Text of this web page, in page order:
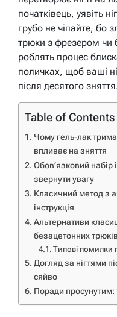
початківець, уявіть
грубо не чіпайте, бо
трюки з фрезером чи
роблять процес
поличках, щоб ваші
після десятого
Table of Contents
Чому гель-лак
впливає на зняття
Обов’язковий набір
звернути увагу
Класичний метод з
інструкція
Альтернативи
безацетонних трюків
Типові помилки
Догляд за нігтями
сяйво
Поради просунутим: